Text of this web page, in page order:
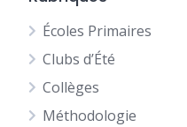
Écoles Primaires
Clubs d’Été
Collèges
Méthodologie